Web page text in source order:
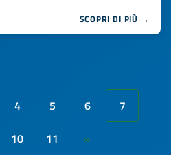
SCOPRI DI PIÙ →
4 5 6
7
10 11 »